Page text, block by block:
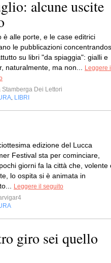
alcune uscite
è alle porte, e le case editrici
le pubblicazioni
su libri "da spiaggia": gialli e
naturalmente, ma non...
Leggere
Stamberga Dei Lettori
LIBRI
edizione del Lucca
Festival sta per cominciare,
giorni fa la città che, volente
lo ospita si è animata in
Leggere il seguito
giro sei quello